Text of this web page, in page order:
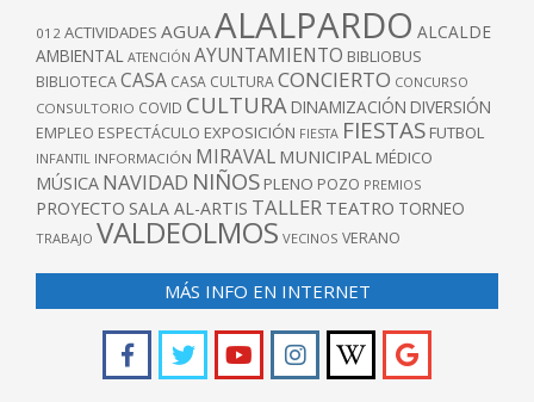
012 ACTIVIDADES AGUAALALPARDO ALCALDE
AMBIENTAL ATENCIÓN AYUNTAMIENTO BIBLIOBUS
BIBLIOTECACASA CASA CULTURACONCIERTO CONCURSO
CONSULTORIO COVID CULTURA DINAMIZACIÓN DIVERSIÓN
EMPLEO ESPECTÁCULO EXPOSICIÓN FIESTA FIESTAS FUTBOL
INFANTIL INFORMACIÓN MIRAVAL MUNICIPAL MÉDICO
MÚSICA NAVIDAD NIÑOS PLENO POZO PREMIOS
PROYECTO SALA AL-ARTIS TALLER TEATRO TORNEO
TRABAJO VALDEOLMOS VECINOS VERANO
MÁS INFO EN INTERNET